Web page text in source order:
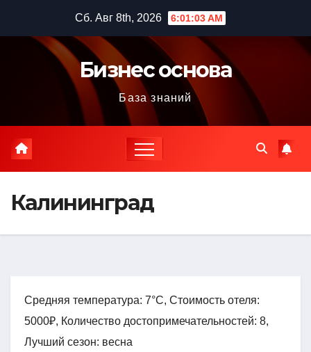
содержимому
Сб. Авг 8th, 2026 6:01:04 AM
Бизнес основа
База знаний
Калининград
Средняя температура: 7°C, Стоимость отеля:
5000₽, Количество достопримечательностей: 8,
Лучший сезон: весна